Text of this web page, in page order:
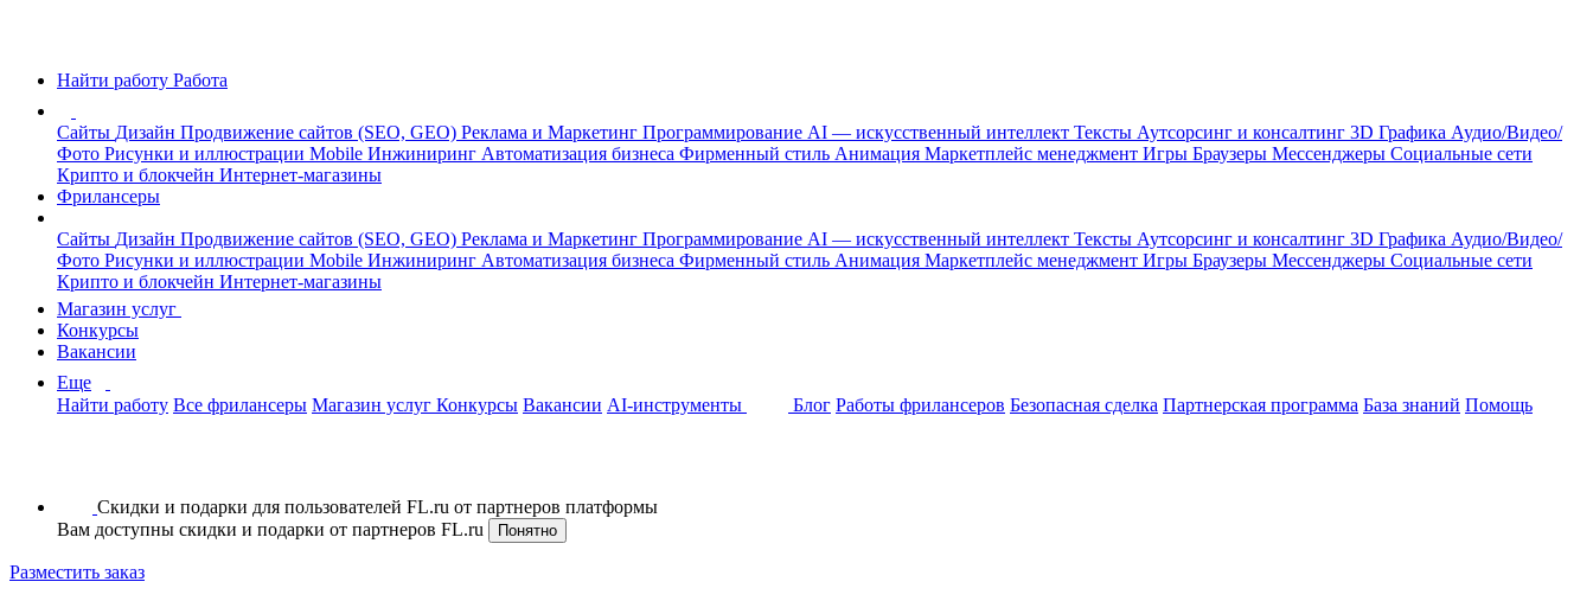
Найти работу Работа
Сайты Дизайн Продвижение сайтов (SEO, GEO) Реклама и Маркетинг Программирование AI — искусственный интеллект Тексты Аутсорсинг и консалтинг 3D Графика Аудио/Видео/
Фото Рисунки и иллюстрации Mobile Инжиниринг Автоматизация бизнеса Фирменный стиль Анимация Маркетплейс менеджмент Игры Браузеры Мессенджеры Социальные сети
Крипто и блокчейн Интернет-магазины
Фрилансеры
Сайты Дизайн Продвижение сайтов (SEO, GEO) Реклама и Маркетинг Программирование AI — искусственный интеллект Тексты Аутсорсинг и консалтинг 3D Графика Аудио/Видео/
Фото Рисунки и иллюстрации Mobile Инжиниринг Автоматизация бизнеса Фирменный стиль Анимация Маркетплейс менеджмент Игры Браузеры Мессенджеры Социальные сети
Крипто и блокчейн Интернет-магазины
Магазин услуг
Конкурсы
Вакансии
Еще
Найти работу Все фрилансеры Магазин услуг Конкурсы Вакансии AI-инструменты Блог Работы фрилансеров Безопасная сделка Партнерская программа База знаний Помощь
Скидки и подарки для пользователей FL.ru от партнеров платформы
Вам доступны скидки и подарки от партнеров FL.ru
Понятно
Разместить заказ